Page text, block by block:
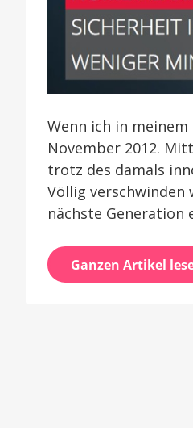
Wenn ich in
November 2012.
trotz des damals
Völlig
nächste Generation
Ganzen Artikel